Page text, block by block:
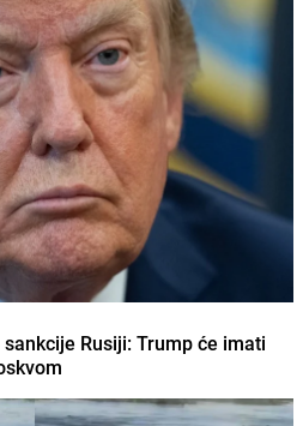
Rusiji: Trump će imati